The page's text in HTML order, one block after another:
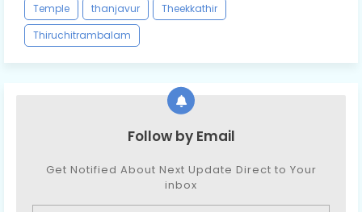
Temple
thanjavur
Theekkathir
Thiruchitrambalam
Follow by Email
Get Notified About Next Update Direct to Your
inbox